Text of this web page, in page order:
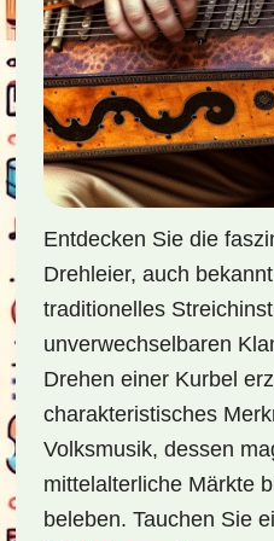
Entdecken Sie die
Drehleier, auch
traditionelles
unverwechselbaren
Drehen einer Kurbel
charakteristisches
Volksmusik, dessen
mittelalterliche Märkte
beleben. Tauchen Sie